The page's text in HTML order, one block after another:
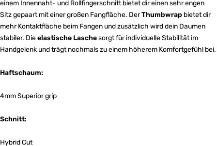
einem Innennaht- und Rollfingerschnitt bietet dir einen sehr engen
Sitz gepaart mit einer großen Fangfläche. DerThumbwrap bietet dir
mehr Kontaktfläche beim Fangen und zusätzlich wird dein Daumen
stabiler. Dieelastische Laschesorgt für individuelle Stabilität im
Handgelenk und trägt nochmals zu einem höherem Komfortgefühl bei.
Haftschaum:
4mm Superior grip
Schnitt:
Hybrid Cut